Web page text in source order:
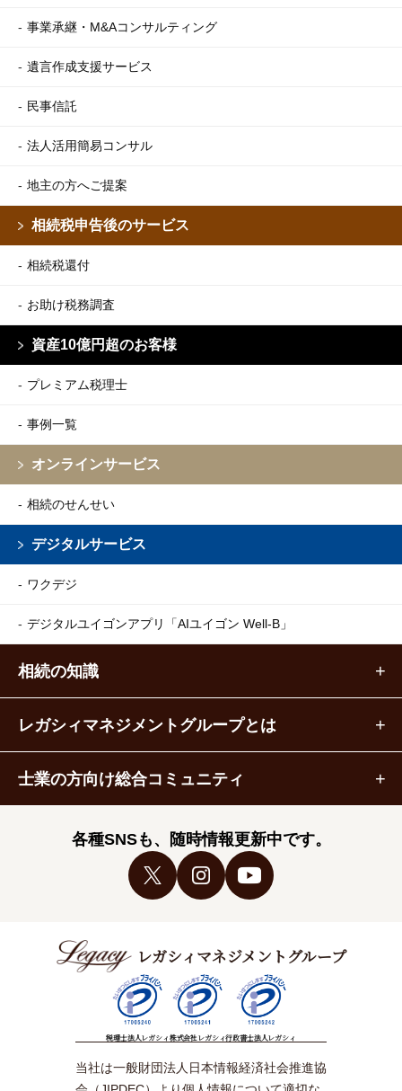
事業承継・M&Aコンサルティング
遺言作成支援サービス
民事信託
法人活用簡易コンサル
地主の方へご提案
相続税申告後のサービス
相続税還付
お助け税務調査
資産10億円超のお客様
プレミアム税理士
事例一覧
オンラインサービス
相続のせんせい
デジタルサービス
ワクデジ
デジタルユイゴンアプリ 「AIユイゴン Well-B」
相続の知識
レガシィマネジメントグループとは
士業の方向け総合コミュニティ
各種SNSも、随時情報更新中です。
レガシィマネジメントグループ
税理士法人レガシィ株式会社レガシィ行政書士法人レガシィ
当社は一般財団法人日本情報経済社会推進協